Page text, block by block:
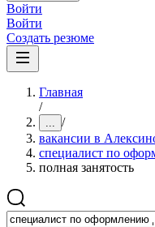
Войти
Войти
Создать резюме
Главная
/
... /
вакансии в
специалист по
полная занятость